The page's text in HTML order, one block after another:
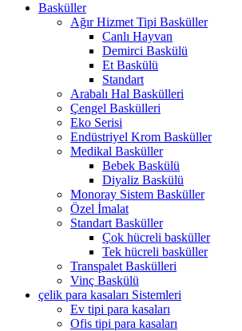
Basküller
Ağır Hizmet Tipi Basküller
Canlı Hayvan
Demirci Baskülü
Et Baskülü
Standart
Arabalı Hal Baskülleri
Çengel Baskülleri
Eko Serisi
Endüstriyel Krom Basküller
Medikal Basküller
Bebek Baskülü
Diyaliz Baskülü
Monoray Sistem Basküller
Özel İmalat
Standart Basküller
Çok hücreli basküller
Tek hücreli basküller
Transpalet Baskülleri
Vinç Baskülü
çelik para kasaları Sistemleri
Ev tipi para kasaları
Ofis tipi para kasaları